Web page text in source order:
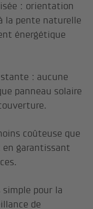
: orientation
la pente naturelle
énergétique
: aucune
panneau solaire
coûteuse que
garantissant
pour la
de